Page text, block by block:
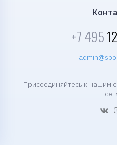
+7 495
Присоединяйтесь к нашим